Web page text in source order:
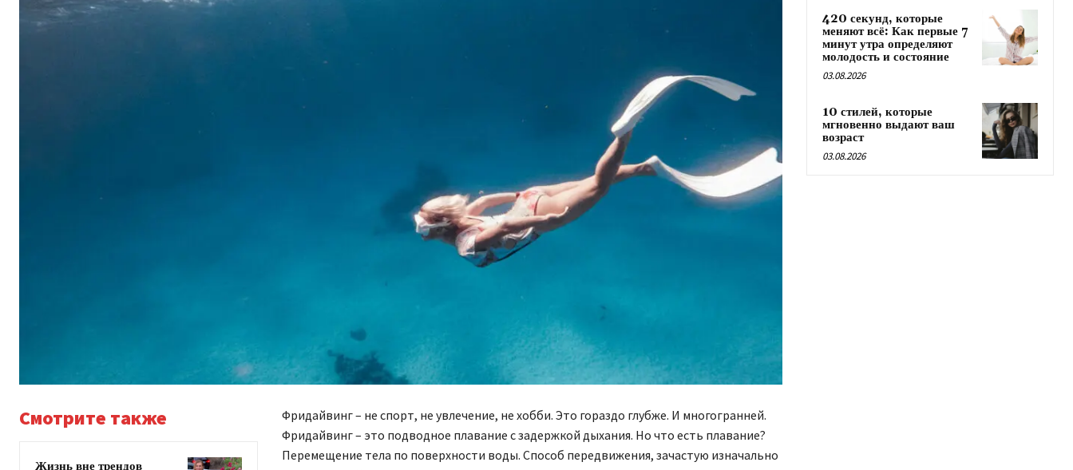
Смотрите также
Жизнь вне трендов
Фридайвинг – не спорт, не увлечение, не хобби. Это гораздо глубже. И многогранней.
Фридайвинг – это подводное плавание с задержкой дыхания. Но что есть плавание?
Перемещение тела по поверхности воды. Способ передвижения, зачастую изначально
420 секунд, которые
меняют всё: Как первые 7
минут утра определяют
молодость и состояние
03.08.2026
10 стилей, которые
мгновенно выдают ваш
возраст
03.08.2026